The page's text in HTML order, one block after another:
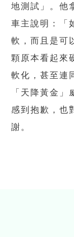
地測試」。他
車主說明：「
軟，而且是可
顆原本看起來
軟化，甚至連
「天降黃金
感到抱歉，也
謝。